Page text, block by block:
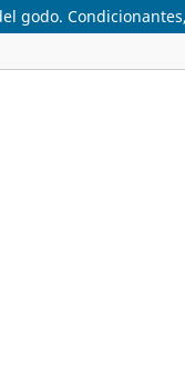
godo.